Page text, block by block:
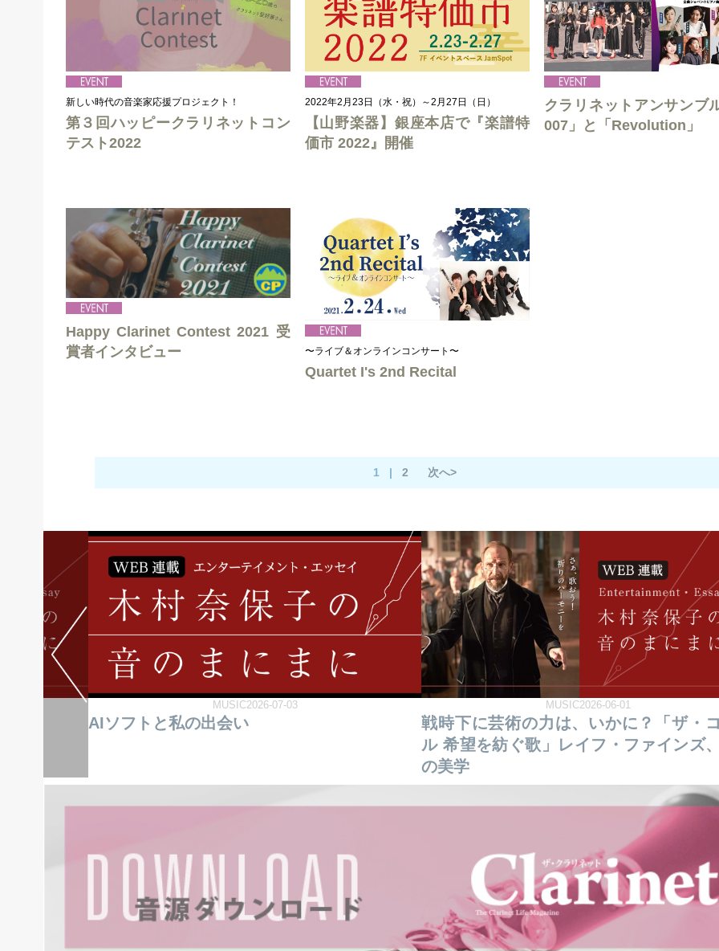
新しい時代の音楽家応援プロジェクト！
第３回ハッピークラリネットコン
テスト2022
2022年2月23日（水・祝）～2月27日（日）
【山野楽器】銀座本店で『楽譜特
価市 2022』開催
クラリネットアンサンブ
007」と「Revolution」
Happy Clarinet Contest 2021 受
賞者インタビュー
〜ライブ＆オンラインコンサート〜
Quartet I's 2nd Recital
1 |2 次へ>
MUSIC2026-07-03
AIソフトと私の出会い
MUSIC2026-06-01
戦時下に芸術の力は、いかに？「ザ・
ル 希望を紡ぐ歌」レイフ・ファインズ
の美学